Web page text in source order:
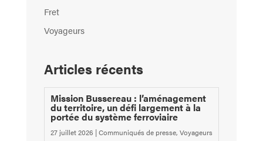
Fret
Voyageurs
Articles récents
Mission Bussereau : l’aménagement
du territoire, un défi largement à la
portée du système ferroviaire
27 juillet 2026 |Communiqués de presse, Voyageurs